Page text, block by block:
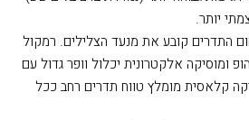
יותר.
התדרים קובע את מנעד הצלילים. רמקול
ומוסיקה אלקטרונית יכלול וופר גדול עם
קלאסית מומלץ טווח תדרים רחב ככל